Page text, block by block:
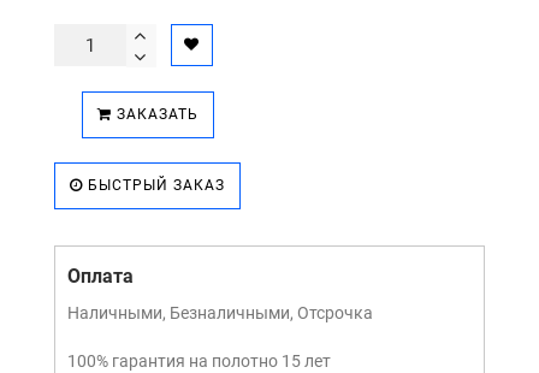
ЗАКАЗАТЬ
БЫСТРЫЙ ЗАКАЗ
Оплата
Наличными, Безналичными, Отсрочка
100% гарантия на полотно 15 лет